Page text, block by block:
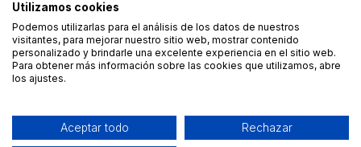
Utilizamos cookies
Podemos utilizarlas para el análisis de los datos de nuestros
visitantes, para mejorar nuestro sitio web, mostrar contenido
personalizado y brindarle una excelente experiencia en el sitio web.
Para obtener más información sobre las cookies que utilizamos, abre
los ajustes.
Aceptar todo Rechazar